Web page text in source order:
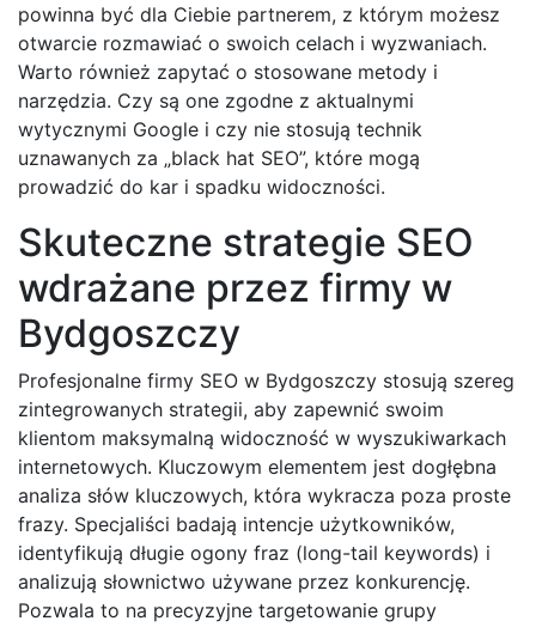
powinna być dla Ciebie partnerem, z którym możesz
otwarcie rozmawiać o swoich celach i wyzwaniach.
Warto również zapytać o stosowane metody i
narzędzia. Czy są one zgodne z aktualnymi
wytycznymi Google i czy nie stosują technik
uznawanych za „black hat SEO”, które mogą
prowadzić do kar i spadku widoczności.
Skuteczne strategie SEO
wdrażane przez firmy w
Bydgoszczy
Profesjonalne firmy SEO w Bydgoszczy stosują szereg
zintegrowanych strategii, aby zapewnić swoim
klientom maksymalną widoczność w wyszukiwarkach
internetowych. Kluczowym elementem jest dogłębna
analiza słów kluczowych, która wykracza poza proste
frazy. Specjaliści badają intencje użytkowników,
identyfikują długie ogony fraz (long-tail keywords) i
analizują słownictwo używane przez konkurencję.
Pozwala to na precyzyjne targetowanie grupy